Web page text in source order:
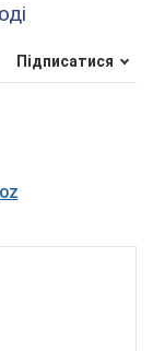
Підписатися